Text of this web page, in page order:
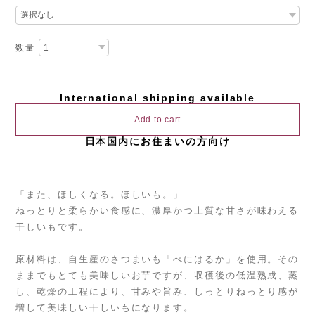
数量
International shipping available
Add to cart
日本国内にお住まいの方向け
「また、ほしくなる。ほしいも。」
ねっとりと柔らかい食感に、濃厚かつ上質な甘さが味わえる
干しいもです。
原材料は、自生産のさつまいも「べにはるか」を使用。その
ままでもとても美味しいお芋ですが、収穫後の低温熟成、蒸
し、乾燥の工程により、甘みや旨み、しっとりねっとり感が
増して美味しい干しいもになります。